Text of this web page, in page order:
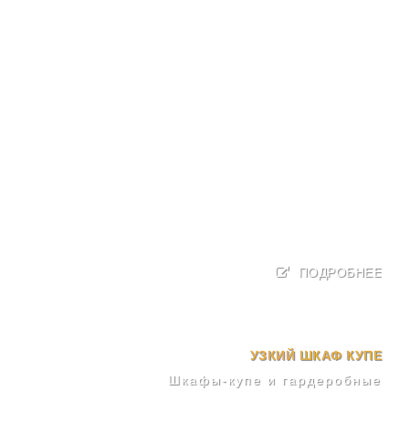
ПОДРОБНЕЕ
УЗКИЙ ШКАФ КУПЕ
Шкафы-купе и гардеробные